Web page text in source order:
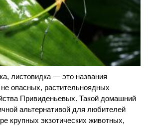
листовидка — это названия
опасных, растительноядных
Привиденьевых. Такой домашний
альтернативой для любителей
крупных экзотических животных,